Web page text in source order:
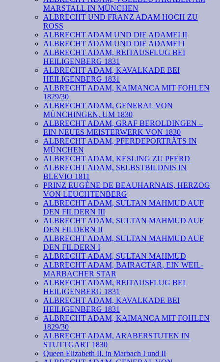
MARSTALL IN MÜNCHEN
ALBRECHT UND FRANZ ADAM HOCH ZU
ROSS
ALBRECHT ADAM UND DIE ADAMEI II
ALBRECHT ADAM UND DIE ADAMEI I
ALBRECHT ADAM, REITAUSFLUG BEI
HEILIGENBERG 1831
ALBRECHT ADAM, KAVALKADE BEI
HEILIGENBERG 1831
ALBRECHT ADAM, KAIMANCA MIT FOHLEN
1829/30
ALBRECHT ADAM, GENERAL VON
MÜNCHINGEN, UM 1830
ALBRECHT ADAM, GRAF BEROLDINGEN –
EIN NEUES MEISTERWERK VON 1830
ALBRECHT ADAM, PFERDEPORTRÄTS IN
MÜNCHEN
ALBRECHT ADAM, KESLING ZU PFERD
ALBRECHT ADAM, SELBSTBILDNIS IN
BLEVIO 1811
PRINZ EUGÈNE DE BEAUHARNAIS, HERZOG
VON LEUCHTENBERG
ALBRECHT ADAM, SULTAN MAHMUD AUF
DEN FILDERN III
ALBRECHT ADAM, SULTAN MAHMUD AUF
DEN FILDERN II
ALBRECHT ADAM, SULTAN MAHMUD AUF
DEN FILDERN I
ALBRECHT ADAM, SULTAN MAHMUD
ALBRECHT ADAM, BAIRACTAR, EIN WEIL-
MARBACHER STAR
ALBRECHT ADAM, REITAUSFLUG BEI
HEILIGENBERG 1831
ALBRECHT ADAM, KAVALKADE BEI
HEILIGENBERG 1831
ALBRECHT ADAM, KAIMANCA MIT FOHLEN
1829/30
ALBRECHT ADAM, ARABERSTUTEN IN
STUTTGART 1830
Queen Elizabeth II. in Marbach I und II